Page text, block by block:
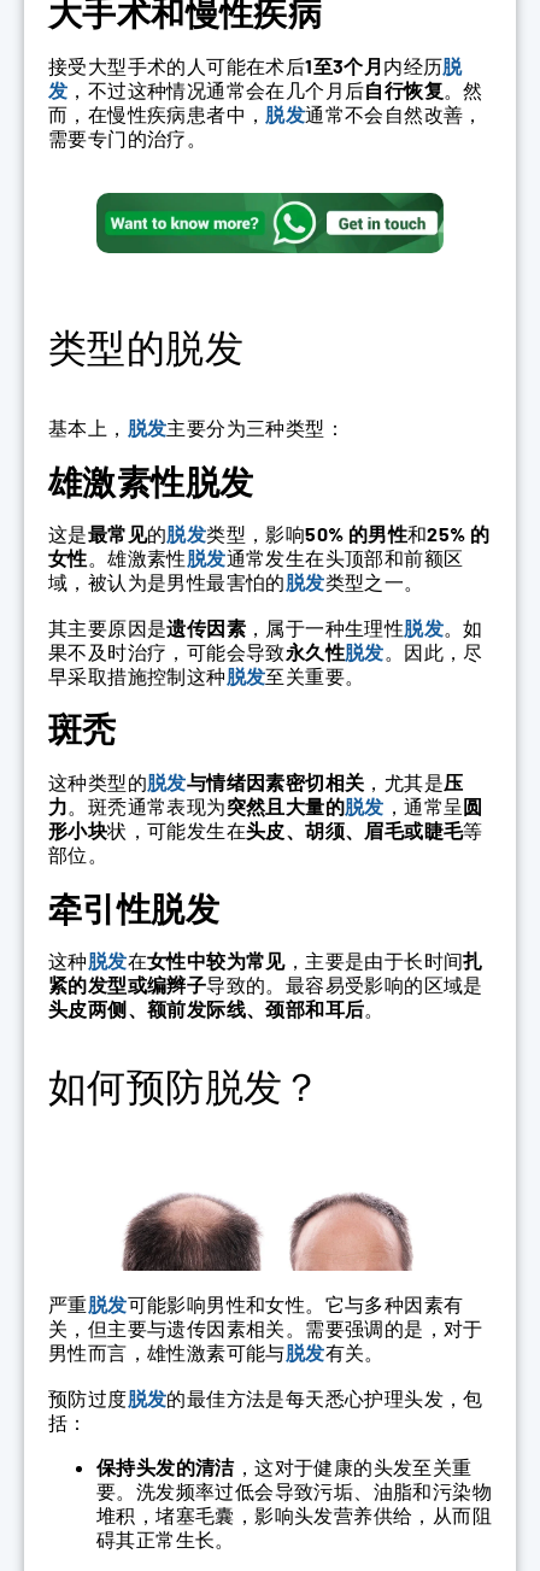
大手术和慢性疾病
接受大型手术的人可能在术后1至3个月内经历脱
发 ，不过这种情况通常会在几个月后自行恢复 。然
而，在慢性疾病患者中， 脱发通常不会自然改善，
需要专门的治疗。
类型的脱发
基本上， 脱发主要分为三种类型：
雄激素性脱发
这是最常见的脱发类型，影响50% 的男性和25% 的
女性。雄激素性脱发通常发生在头顶部和前额区
域，被认为是男性最害怕的脱发类型之一。
其主要原因是遗传因素 ，属于一种生理性脱发 。如
果不及时治疗，可能会导致永久性脱发 。因此，尽
早采取措施控制这种脱发至关重要。
斑秃
这种类型的脱发与情绪因素密切相关 ，尤其是压
力。斑秃通常表现为突然且大量的脱发 ，通常呈圆
形小块状，可能发生在头皮、胡须、眉毛或睫毛等
部位。
牵引性脱发
这种脱发在女性中较为常见，主要是由于长时间扎
紧的发型或编辫子导致的。最容易受影响的区域是
头皮两侧、额前发际线、颈部和耳后。
如何预防脱发？
严重脱发可能影响男性和女性。它与多种因素有
关，但主要与遗传因素相关。需要强调的是，对于
男性而言，雄性激素可能与脱发有关。
预防过度脱发的最佳方法是每天悉心护理头发，包
括：
保持头发的清洁，这对于健康的头发至关重
要。洗发频率过低会导致污垢、油脂和污染物
堆积，堵塞毛囊，影响头发营养供给，从而阻
碍其正常生长。